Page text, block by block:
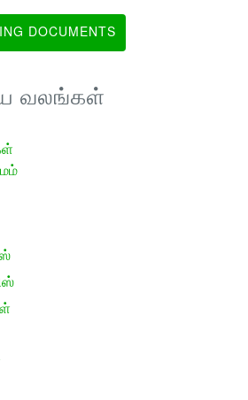
DOCUMENTS
வலங்கள்